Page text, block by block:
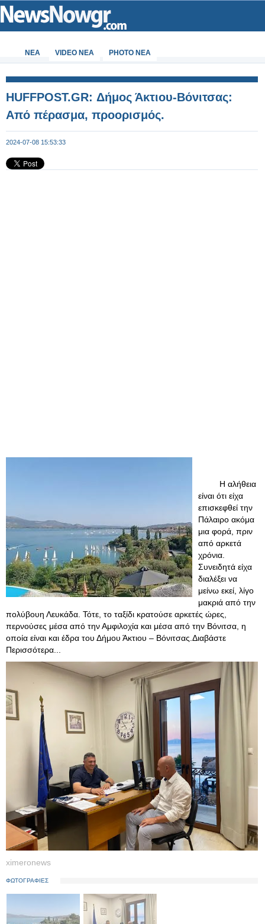
ΝΕΑ VIDEO NEA PHOTO NEA
HUFFPOST.GR: Δήμος Άκτιου-Βόνιτσας:
Από πέρασμα, προορισμός.
2024-07-08 15:53:33
Η αλήθεια
είναι ότι είχα
επισκεφθεί την
Πάλαιρο ακόμα
μια φορά, πριν
από αρκετά
χρόνια.
Συνειδητά είχα
διαλέξει να
μείνω εκεί, λίγο
μακριά από την
πολύβουη Λευκάδα. Τότε, το ταξίδι κρατούσε αρκετές ώρες,
περνούσες μέσα από την Αμφιλοχία και μέσα από την Βόνιτσα, η
οποία είναι και έδρα του Δήμου Άκτιου – Βόνιτσας.Διαβάστε
Περισσότερα...
ximeronews
ΦΩΤΟΓΡΑΦΙΕΣ